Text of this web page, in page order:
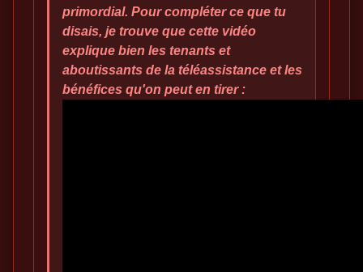
primordial. Pour compléter ce que tu
disais, je trouve que cette vidéo
explique bien les tenants et
aboutissants de la téléassistance et les
bénéfices qu'on peut en tirer :